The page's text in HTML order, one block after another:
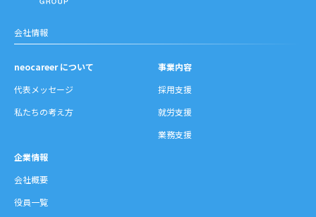
会社情報
neocareer について
代表メッセージ
私たちの考え方
事業内容
採用支援
就労支援
業務支援
企業情報
会社概要
役員一覧